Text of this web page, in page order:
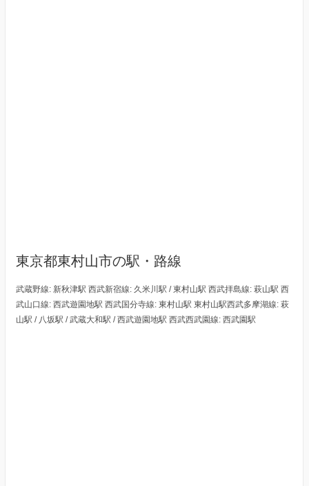
東京都東村山市の駅・路線
武蔵野線: 新秋津駅 西武新宿線: 久米川駅 / 東村山駅 西武拝島線: 萩山駅 西
武山口線: 西武遊園地駅 西武国分寺線: 東村山駅 東村山駅西武多摩湖線: 萩
山駅 / 八坂駅 / 武蔵大和駅 / 西武遊園地駅 西武西武園線: 西武園駅